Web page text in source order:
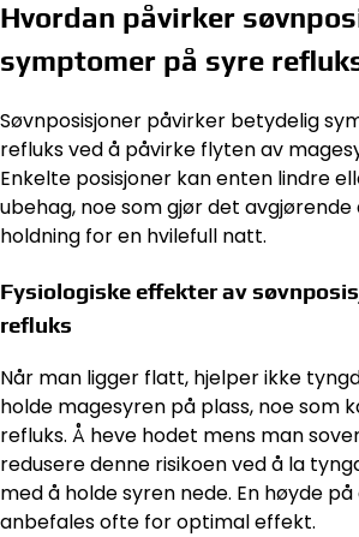
Hvordan påvirker
symptomer på syre
Søvnposisjoner påvirker betydelig
refluks ved å påvirke flyten av
Enkelte posisjoner kan enten lindre
ubehag, noe som gjør det
holdning for en hvilefull natt.
Fysiologiske effekter av
refluks
Når man ligger flatt, hjelper ikke
holde magesyren på plass, noe som
refluks. Å heve hodet mens man
redusere denne risikoen ved å la
med å holde syren nede. En høyde
anbefales ofte for optimal effekt.